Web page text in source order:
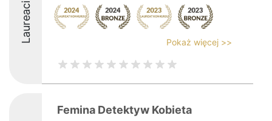
Laureaci Pokaż więcej >>
Femina Detektyw Kobieta